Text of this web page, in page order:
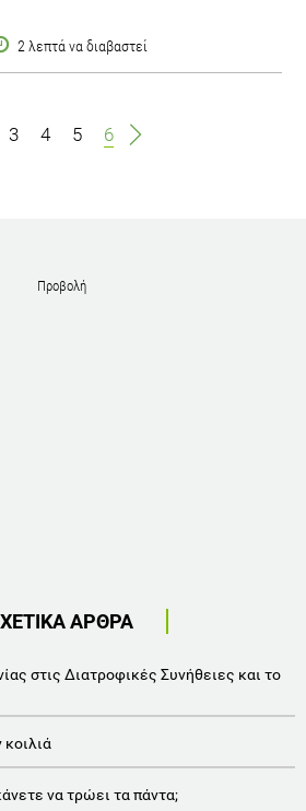
2 λεπτά να διαβαστεί
3 4 5 6
Προβολή
ΑΡΘΡΑ
στις Διατροφικές Συνήθειες και το
να τρώει τα πάντα;